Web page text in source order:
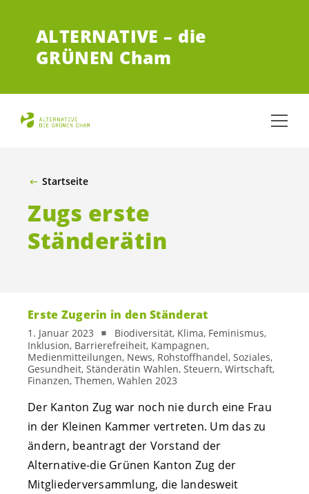
ALTERNATIVE – die
GRÜNEN Cham
Startseite
Zugs erste
Ständerätin
Erste Zugerin in den Ständerat
1. Januar 2023
Biodiversität, Klima, Feminismus,
Inklusion, Barrierefreiheit, Kampagnen,
Medienmitteilungen, News, Rohstoffhandel, Soziales,
Gesundheit, Ständerätin Wahlen, Steuern, Wirtschaft,
Finanzen, Themen, Wahlen 2023
Der Kanton Zug war noch nie durch eine Frau
in der Kleinen Kammer vertreten. Um das zu
ändern, beantragt der Vorstand der
Alternative-die Grünen Kanton Zug der
Mitgliederversammlung, die landesweit